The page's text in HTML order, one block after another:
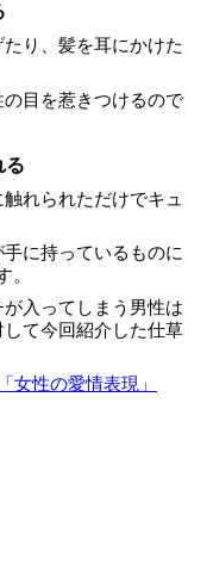
り、髪を耳にかけた
目を惹きつけるので
る
れられただけでキュ
に持っているものに
。
入ってしまう男性は
て今回紹介した仕草
女性の愛情表現」